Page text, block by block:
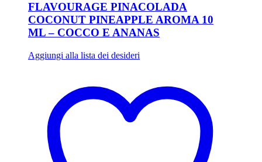
FLAVOURAGE PINACOLADA
COCONUT PINEAPPLE AROMA 10
ML – COCCO E ANANAS
Aggiungi alla lista dei desideri